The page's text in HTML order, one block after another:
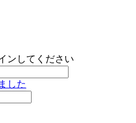
ンしてください
した